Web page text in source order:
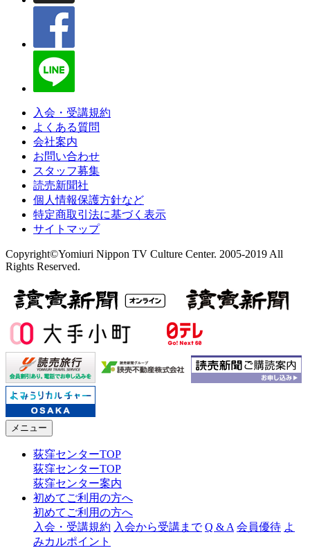
入会・受講規約
よくある質問
会社案内
お問い合わせ
スタッフ募集
読売新聞社
個人情報保護方針など
特定商取引法に基づく表示
サイトマップ
Copyright©Yomiuri Nippon TV Culture Center. 2005-2019 All
Rights Reserved.
メニュー
荻窪センターTOP
荻窪センターTOP
荻窪センター案内
初めてご利用の方へ
初めてご利用の方へ
入会・受講規約 入会から受講まで Q & A 会員優待 よ
みカルポイント